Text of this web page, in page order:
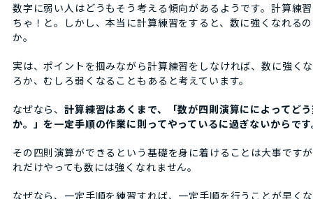
数字に弱い人はどうもそう考える傾向があるようです。計算練
ちゃ！と。しかし、本当に計算練習をすると、数に強くなれる
か。
実は、ポイントを掴みながら計算練習をしなければ、数に強く
ろか、むしろ弱くなることもあると考えています。
なぜなら、計算練習はあくまで、「数が四則演算にによってど
か。」を一定手順の作業に則ってやっているに過ぎないからで
その四則演算ができるという基礎を身に着けることは大事です
れだけやっても数には強くなれません。
なぜなら、一定手順を練習すれば、一定手順を行うことが早く